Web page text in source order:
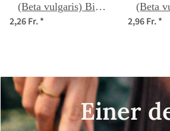
(Beta vulgaris) Bio
Saatgut
2,26 Fr.*
(Beta
2,96 Fr.*
Einer